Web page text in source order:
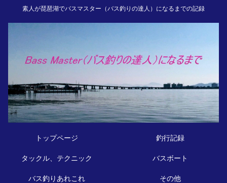
素人が琵琶湖でバスマスター（バス釣りの達人）になるまでの記録
トップページ 釣行記録
タックル、テクニック バスボート
バス釣りあれこれ その他